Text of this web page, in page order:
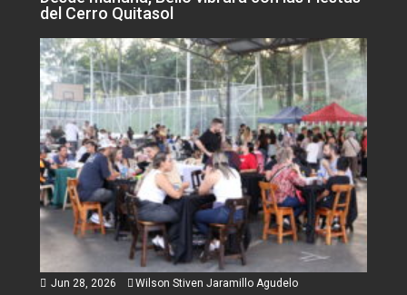
del Cerro Quitasol
Jun 28, 2026 Wilson Stiven Jaramillo Agudelo